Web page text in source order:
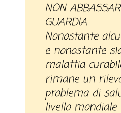
NON ABBASSARE LA
GUARDIA
Nonostante
e nonostante
malattia
rimane un
problema di
livello mondiale